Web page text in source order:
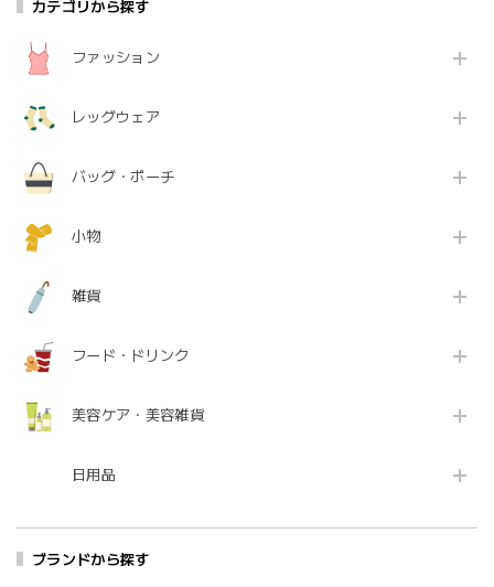
カテゴリから探す
ファッション
レッグウェア
バッグ・ポーチ
小物
雑貨
フード・ドリンク
美容ケア・美容雑貨
日用品
ブランドから探す